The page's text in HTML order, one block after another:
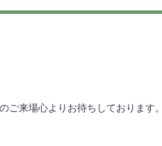
ご来場心よりお待ちしております